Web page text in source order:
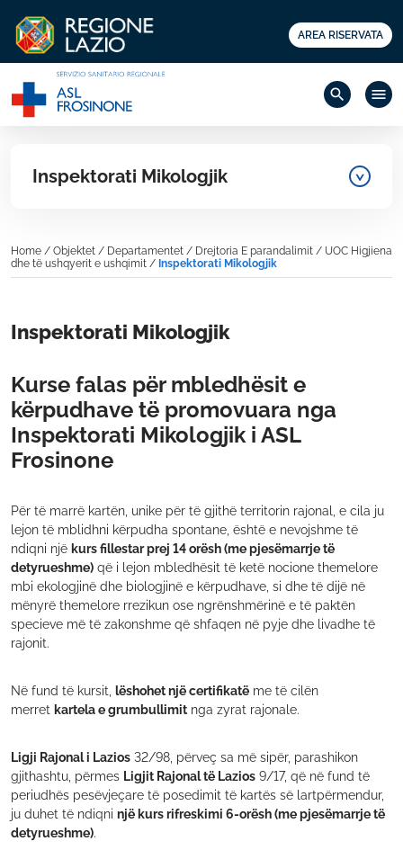
AREA RISERVATA
search menu
Inspektorati Mikologjik
Home / Objektet / Departamentet / Drejtoria E parandalimit / UOC Higjiena
dhe të ushqyerit e ushqimit / Inspektorati Mikologjik
Inspektorati Mikologjik
Kurse falas për mbledhësit e
kërpudhave të promovuara nga
Inspektorati Mikologjik i ASL
Frosinone
Për të marrë kartën, unike për të gjithë territorin rajonal, e cila ju
lejon të mblidhni kërpudha spontane, është e nevojshme të
ndiqni një kurs fillestar prej 14 orësh (me pjesëmarrje të
detyrueshme) që i lejon mbledhësit të ketë nocione themelore
mbi ekologjinë dhe biologjinë e kërpudhave, si dhe të dijë në
mënyrë themelore rrezikun ose ngrënshmërinë e të paktën
specieve më të zakonshme që shfaqen në pyje dhe livadhe të
rajonit.
Në fund të kursit, lëshohet një certifikatë me të cilën
merret kartela e grumbullimit nga zyrat rajonale.
Ligji Rajonal i Lazios 32/98, përveç sa më sipër, parashikon
gjithashtu, përmes Ligjit Rajonal të Lazios 9/17, që në fund të
periudhës pesëvjeçare të posedimit të kartës së lartpërmendur,
ju duhet të ndiqni një kurs rifreskimi 6-orësh (me pjesëmarrje të
detyrueshme).